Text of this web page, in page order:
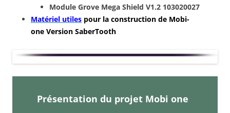
Module Grove Mega Shield V1.2 103020027
Matériel utiles pour la construction de Mobi-
one Version SaberTooth
Présentation du projet Mobi one